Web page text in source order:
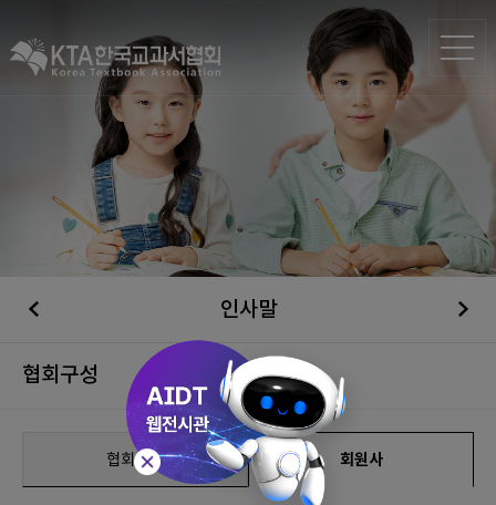
인사말
협회구성
협회구성 회원사